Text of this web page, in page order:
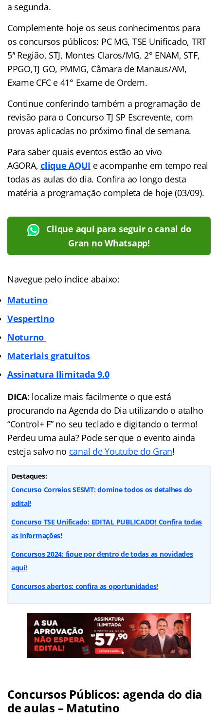
a segunda.
Complemente hoje os seus conhecimentos para
os concursos públicos: PC MG, TSE Unificado, TRT
5ª Região, STJ, Montes Claros/MG, 2° ENAM, STF,
PPGO,TJ GO, PMMG, Câmara de Manaus/AM,
Exame CFC e 41° Exame de Ordem.
Continue conferindo também a programação de
revisão para o Concurso TJ SP Escrevente, com
provas aplicadas no próximo final de semana.
Para saber quais eventos estão ao vivo
AGORA,clique AQUI e acompanhe em tempo real
todas as aulas do dia. Confira ao longo desta
matéria a programação completa de hoje (03/09).
Clique aqui para seguir o canal do
Gran no Whatsapp!
Navegue pelo índice abaixo:
Matutino
Vespertino
Noturno
Materiais gratuitos
Assinatura Ilimitada9.0
DICA: localize mais facilmente o que está
procurando na Agenda do Dia utilizando o atalho
“Control+ F” no seu teclado e digitando o termo!
Perdeu uma aula? Pode ser que o evento ainda
esteja salvo no canal de Youtube do Gran!
Destaques:
Concurso Correios SESMT: domine todos os detalhes do
edital!
Concurso TSE Unificado: EDITAL PUBLICADO! Confira todas
as informações!
Concursos 2024: fique por dentro de todas as novidades
aqui!
Concursos abertos: confira as oportunidades!
Concursos Públicos: agenda do dia
de aulas – Matutino